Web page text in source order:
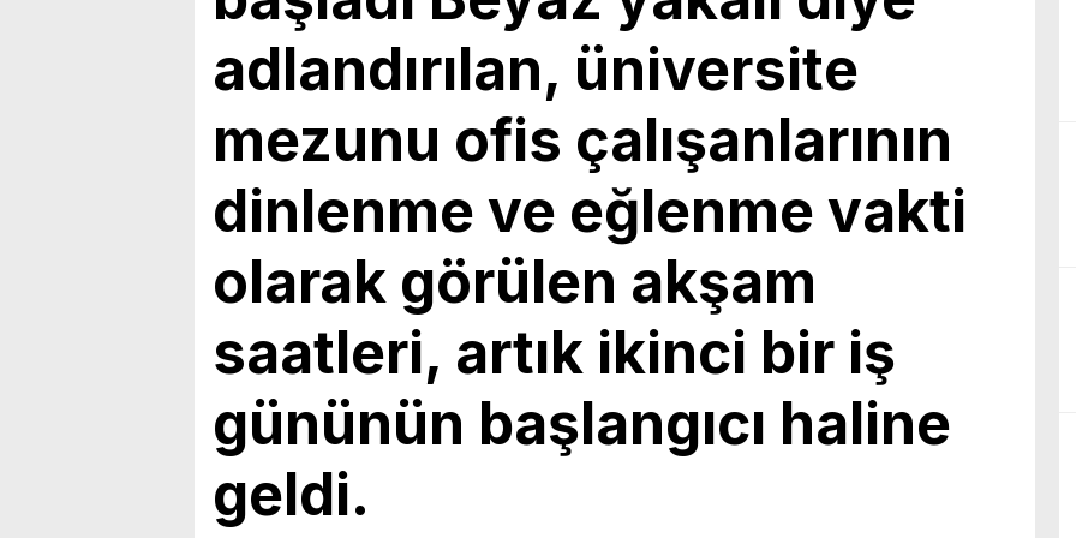
bulunduk. Ortak akıl ve iş birliğiyle hayata geçireceğimiz çalışmalar üzerine verimli bir
adlandırılan, üniversite
mezunu ofis çalışanlarının
dinlenme ve eğlenme vakti
olarak görülen akşam
saatleri, artık ikinci bir iş
gününün başlangıcı haline
geldi.